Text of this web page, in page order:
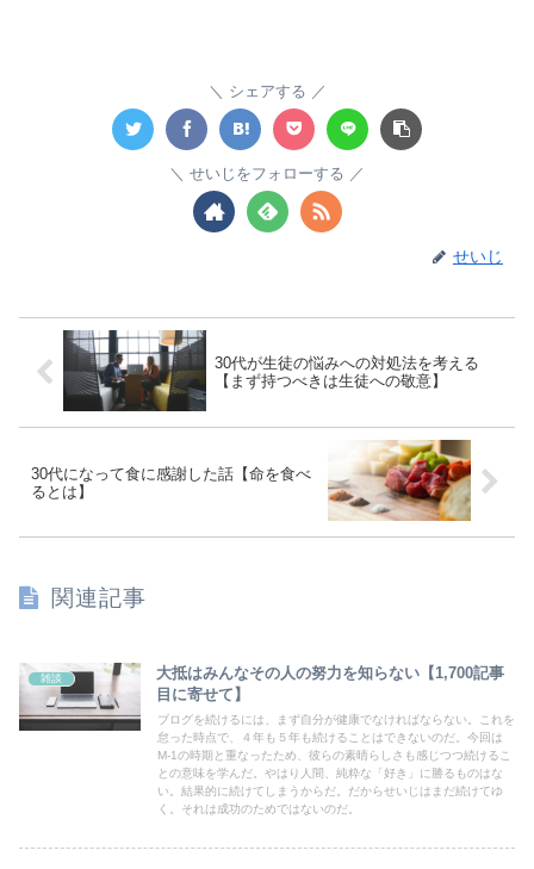
シェアする
せいじをフォローする
せいじ
30代が生徒の悩みへの対処法を考える
【まず持つべきは生徒への敬意】
30代になって食に感謝した話【命を食べ
るとは】
関連記事
雑談
大抵はみんなその人の努力を知らない【1,700記事
目に寄せて】
ブログを続けるには、まず自分が健康でなければならない。これを
怠った時点で、４年も５年も続けることはできないのだ。今回は
M-1の時期と重なったため、彼らの素晴らしさも感じつつ続けるこ
との意味を学んだ。やはり人間、純粋な「好き」に勝るものはな
い。結果的に続けてしまうからだ。だからせいじはまだ続けてゆ
く。それは成功のためではないのだ。